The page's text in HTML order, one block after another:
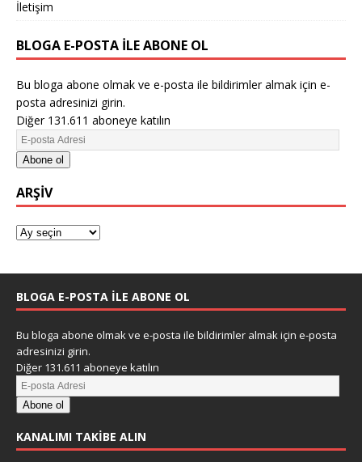
İletişim
BLOGA E-POSTA ILE ABONE OL
Bu bloga abone olmak ve e-posta ile bildirimler almak için e-
posta adresinizi girin.
Diğer 131.611 aboneye katılın
Abone ol
ARŞIV
BLOGA E-POSTA ILE ABONE OL
Bu bloga abone olmak ve e-posta ile bildirimler almak için e-posta
adresinizi girin.
Diğer 131.611 aboneye katılın
Abone ol
KANALIMI TAKIBE ALIN